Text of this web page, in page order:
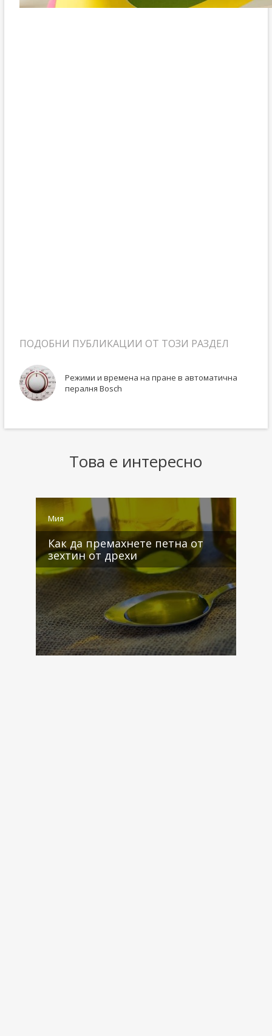
ПОДОБНИ ПУБЛИКАЦИИ ОТ ТОЗИ РАЗДЕЛ
Режими и времена на пране в автоматична
пералня Bosch
Това е интересно
Мия
Как да премахнете петна от
зехтин от дрехи